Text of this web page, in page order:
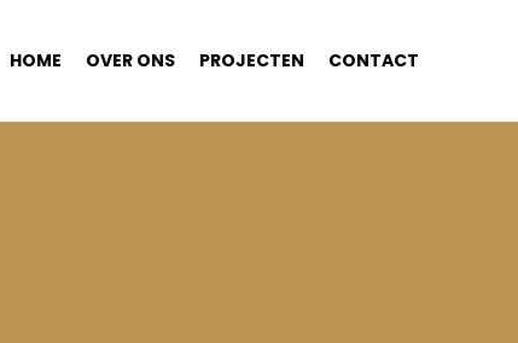
HOME OVER ONS PROJECTEN CONTACT